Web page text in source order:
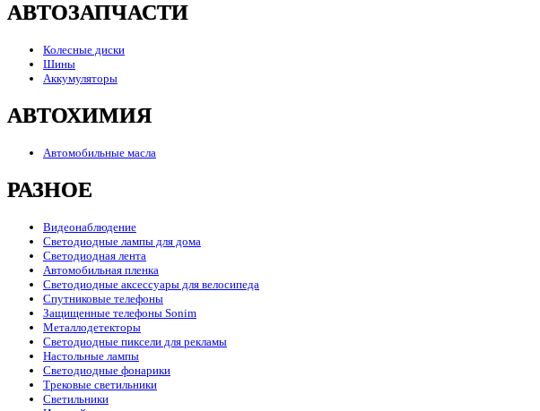
АВТОЗАПЧАСТИ
Колесные диски
Шины
Аккумуляторы
АВТОХИМИЯ
Автомобильные масла
РАЗНОЕ
Видеонаблюдение
Светодиодные лампы для дома
Светодиодная лента
Автомобильная пленка
Светодиодные аксессуары для велосипеда
Спутниковые телефоны
Защищенные телефоны Sonim
Металлодетекторы
Светодиодные пиксели для рекламы
Настольные лампы
Светодиодные фонарики
Трековые светильники
Светильники